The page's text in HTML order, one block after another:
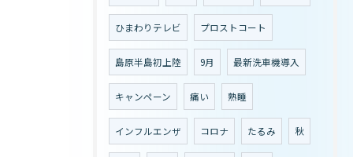
ひまわりテレビ プロストコート
島原半島初上陸 9月 最新洗車機導入
キャンペーン 痛い 熟睡
インフルエンザ コロナ たるみ 秋